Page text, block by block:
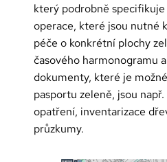
který podrobně
operace, které jsou nutné
péče o konkrétní plochy
časového harmonogramu
dokumenty, které je
pasportu zeleně, jsou
opatření, inventarizace
průzkumy.